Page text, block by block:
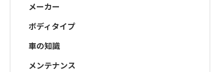
メーカー
ボディタイプ
車の知識
メンテナンス